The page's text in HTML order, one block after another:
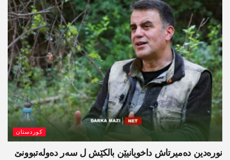
کوردستان
نورەدین دەمیرتاش داخویانیێن بالکێش ل سەر دەولەتبوونێ